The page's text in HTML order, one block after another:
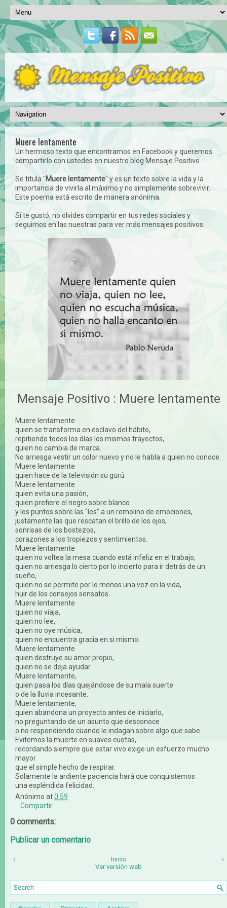
Muere lentamente
Un hermoso texto que encontramos en Facebook y queremos
compartirlo con ustedes en nuestro blog Mensaje Positivo.
Se titula "Muere lentamente" y es un texto sobre la vida y la
importancia de vivirla al máximo y no simplemente sobrevivir.
Este poema está escrito de manera anónima.
Si te gustó, no olvides compartir en tus redes sociales y
seguirnos en las nuestras para ver más mensajes positivos.
Mensaje Positivo : Muere lentamente
Muere lentamente
quien se transforma en esclavo del hábito,
repitiendo todos los días los mismos trayectos,
quien no cambia de marca.
No arriesga vestir un color nuevo y no le habla a quien no conoce.
Muere lentamente
quien hace de la televisión su gurú.
Muere lentamente
quien evita una pasión,
quien prefiere el negro sobre blanco
y los puntos sobre las “íes” a un remolino de emociones,
justamente las que rescatan el brillo de los ojos,
sonrisas de los bostezos,
corazones a los tropiezos y sentimientos.
Muere lentamente
quien no voltea la mesa cuando está infeliz en el trabajo,
quien no arriesga lo cierto por lo incierto para ir detrás de un
sueño,
quien no se permite por lo menos una vez en la vida,
huir de los consejos sensatos.
Muere lentamente
quien no viaja,
quien no lee,
quien no oye música,
quien no encuentra gracia en si mismo.
Muere lentamente
quien destruye su amor propio,
quien no se deja ayudar.
Muere lentamente,
quien pasa los días quejándose de su mala suerte
o de la lluvia incesante.
Muere lentamente,
quien abandona un proyecto antes de iniciarlo,
no preguntando de un asunto que desconoce
o no respondiendo cuando le indagan sobre algo que sabe.
Evitemos la muerte en suaves cuotas,
recordando siempre que estar vivo exige un esfuerzo mucho
mayor
que el simple hecho de respirar.
Solamente la ardiente paciencia hará que conquistemos
una espléndida felicidad.
Anónimo at0:59
Compartir
0 comments:
Publicar un comentario
‹ ›
Inicio
Ver versión web